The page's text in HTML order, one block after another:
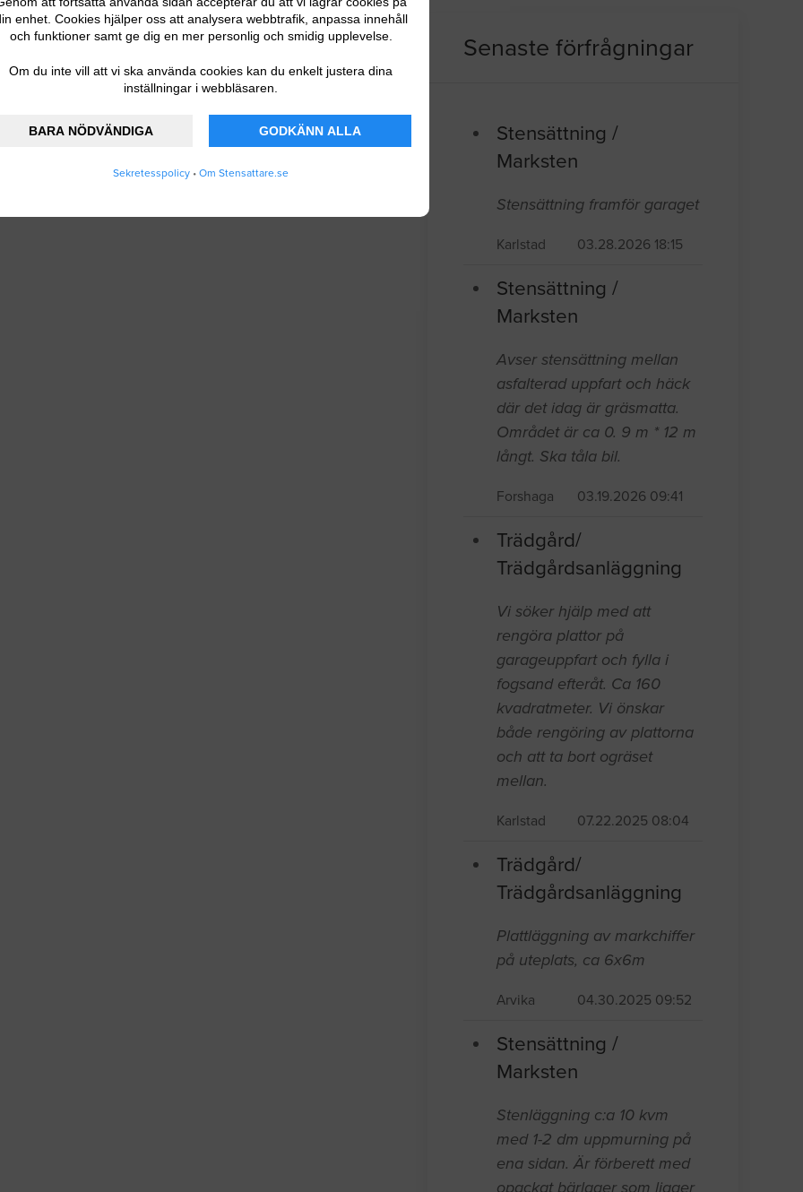
enhet. Cookies hjälper oss att analysera webbtrafik, anpassa innehåll
och funktioner samt ge dig en mer personlig och smidig upplevelse.
Om du inte vill att vi ska använda cookies kan du enkelt justera dina
inställningar i webbläsaren.
BARA NÖDVÄNDIGA GODKÄNN ALLA
Sekretesspolicy • Om Stensattare.se
Senaste förfrågningar
Stensättning /
Marksten
Stensättning framför garaget
Karlstad 03.28.2026 18:15
Stensättning /
Marksten
Avser stensättning mellan
asfalterad uppfart och häck
där det idag är gräsmatta.
Området är ca 0. 9 m * 12 m
långt. Ska tåla bil.
Forshaga 03.19.2026 09:41
Trädgård/
Trädgårdsanläggning
Vi söker hjälp med att
rengöra plattor på
garageuppfart och fylla i
fogsand efteråt. Ca 160
kvadratmeter. Vi önskar
både rengöring av plattorna
och att ta bort ogräset
mellan.
Karlstad 07.22.2025 08:04
Trädgård/
Trädgårdsanläggning
Plattläggning av markchiffer
på uteplats, ca 6x6m
Arvika 04.30.2025 09:52
Stensättning /
Marksten
Stenläggning c:a 10 kvm
med 1-2 dm uppmurning på
ena sidan. Är förberett med
opackat bärlager som ligger